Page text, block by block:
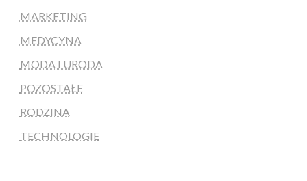
MARKETING
MEDYCYNA
MODA I URODA
POZOSTAŁE
RODZINA
TECHNOLOGIE